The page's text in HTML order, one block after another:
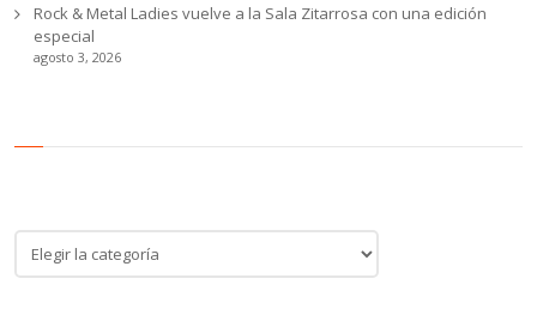
Rock & Metal Ladies vuelve a la Sala Zitarrosa con una edición
especial
agosto 3, 2026
Categoría
de
noticias